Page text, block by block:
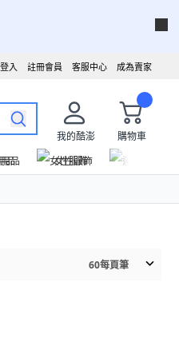
成為賣家
客服中心
註冊會員
登入
我的酷澎
購物車
品 女性服飾
60每頁筆